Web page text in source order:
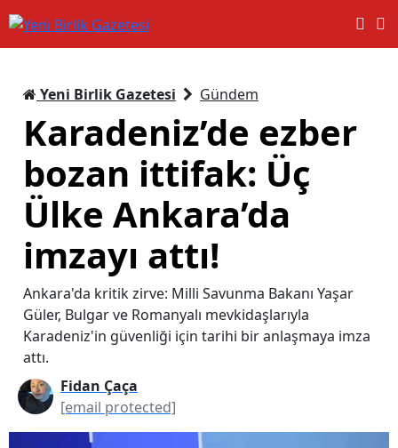
Yeni Birlik Gazetesi Gündem
Karadeniz’de ezber
bozan ittifak: Üç
Ülke Ankara’da
imzayı attı!
Ankara'da kritik zirve: Milli Savunma Bakanı Yaşar
Güler, Bulgar ve Romanyalı mevkidaşlarıyla
Karadeniz'in güvenliği için tarihi bir anlaşmaya imza
attı.
Fidan Çaça
[email protected]